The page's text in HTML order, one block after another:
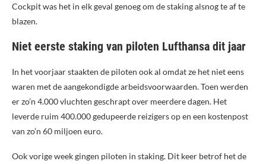
Cockpit was het in elk geval genoeg om de staking alsnog te af te
blazen.
Niet eerste staking van piloten Lufthansa dit jaar
In het voorjaar staakten de piloten ook al omdat ze het niet eens
waren met de aangekondigde arbeidsvoorwaarden. Toen werden
er zo’n 4.000 vluchten geschrapt over meerdere dagen. Het
leverde ruim 400.000 gedupeerde reizigers op en een kostenpost
van zo’n 60 miljoen euro.
Ook vorige week gingen piloten in staking. Dit keer betrof het de